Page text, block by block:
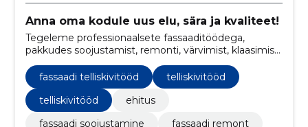
Anna oma kodule uus elu, sära ja kvaliteet!
Tegeleme professionaalsete fassaaditöödega,
pakkudes soojustamist, remonti, värvimist, klaasimist
ja muud, et taastada, kaitsta ja värskendada hoone
välisilmet.
fassaadi telliskivitööd
telliskivitööd
telliskivitööd
ehitus
fassaadi soojustamine
fassaadi remont